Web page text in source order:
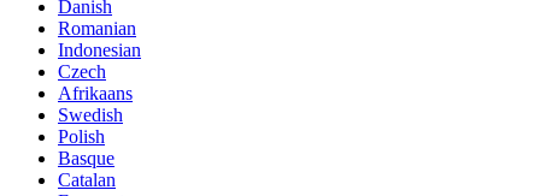
Danish
Romanian
Indonesian
Czech
Afrikaans
Swedish
Polish
Basque
Catalan